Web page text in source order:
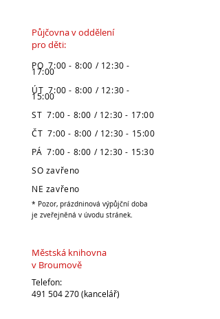
Půjčovna v oddělení
pro děti:
PO 7:00 - 8:00 / 12:30 -
17:00
ÚT 7:00 - 8:00 / 12:30 -
15:00
ST 7:00 - 8:00 / 12:30 - 17:00
ČT 7:00 - 8:00 / 12:30 - 15:00
PÁ 7:00 - 8:00 / 12:30 - 15:30
SO zavřeno
NE zavřeno
* Pozor, prázdninová výpůjční doba
je zveřejněná v úvodu stránek.
Městská knihovna
v Broumově
Telefon:
491 504 270 (kancelář)